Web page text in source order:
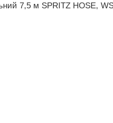
7,5 м SPRITZ HOSE,